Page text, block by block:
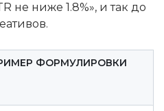
не ниже 1.8%», и так до
ФОРМУЛИРОВКИ